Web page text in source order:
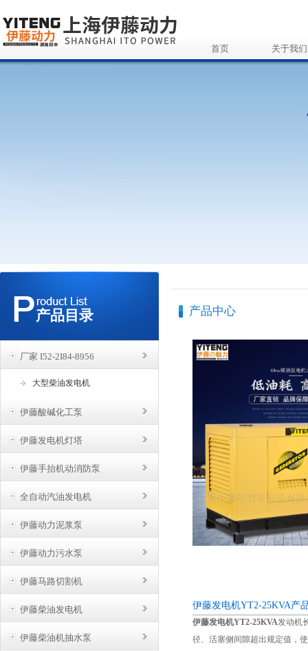
首页 关于我们
产品目录
厂家 I52-2I84-8956
大型柴油发电机
伊藤酸碱化工泵
伊藤发电机灯塔
伊藤手抬机动消防泵
全自动汽油发电机
伊藤动力泥浆泵
伊藤动力污水泵
伊藤马路切割机
伊藤柴油发电机
伊藤柴油机抽水泵
产品中心
伊藤发电机YT2-25KVA产
伊藤发电机YT2-25KVA发动机
径、活塞侧间隙超出规定值，